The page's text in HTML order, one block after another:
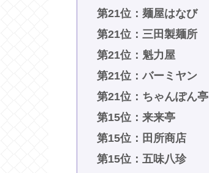
第21位：麺屋はなび
第21位：三田製麺所
第21位：魁力屋
第21位：バーミヤン
第21位：ちゃんぽん亭
第15位：来来亭
第15位：田所商店
第15位：五味八珍